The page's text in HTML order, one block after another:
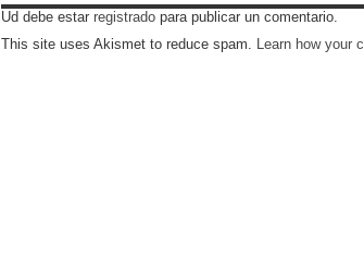
Ud debe estar registradopara publicar un comentario.
This site uses Akismet to reduce spam. Learn how your